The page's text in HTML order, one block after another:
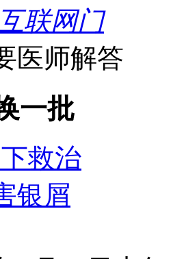
联网门
医师解答
一批